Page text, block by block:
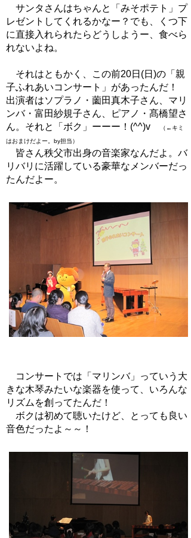
サンタさんはちゃんと「みそポテト」プ
レゼントしてくれるかなー？でも、くつ下
に直接入れられたらどうしようー、食べら
れないよね。
それはともかく、この前20日(日)の「親
子ふれあいコンサート」があったんだ！
出演者はソプラノ・薗田真木子さん、マリ
ンバ・富田紗規子さん、ピアノ・髙橋望さ
ん。それと「ボク」ーーー！(^^)v
（←キミ
はおまけだよー。by担当）
皆さん秩父市出身の音楽家なんだよ。バ
リバリに活躍している豪華なメンバーだっ
たんだよー。
コンサートでは「マリンバ」っていう大
きな木琴みたいな楽器を使って、いろんな
リズムを創ってたんだ！
ボクは初めて聴いたけど、とっても良い
音色だったよ～～！